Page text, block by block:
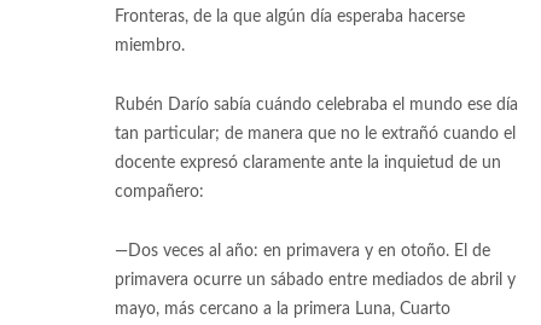
Fronteras, de la que algún día esperaba hacerse
miembro.
Rubén Darío sabía cuándo celebraba el mundo ese día
tan particular; de manera que no le extrañó cuando el
docente expresó claramente ante la inquietud de un
compañero:
—Dos veces al año: en primavera y en otoño. El de
primavera ocurre un sábado entre mediados de abril y
mayo, más cercano a la primera Luna, Cuarto